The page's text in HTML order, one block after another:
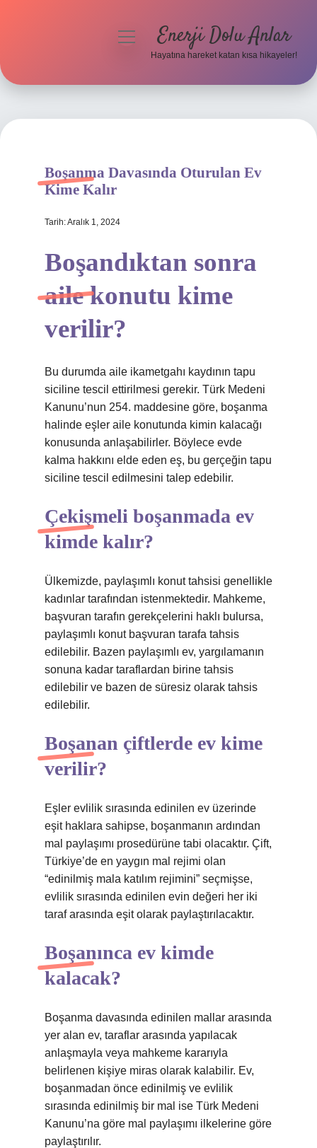
Hakkımızda
menüyüEnerji Dolu Anlar
Hayatına hareket katan kısa hikayeler!
Boşanma Davasında Oturulan Ev
Kime Kalır
Tarih: Aralık 1, 2024
Boşandıktan sonra
aile konutu kime
verilir?
Bu durumda aile ikametgahı kaydının tapu
siciline tescil ettirilmesi gerekir. Türk Medeni
Kanunu’nun 254. maddesine göre, boşanma
halinde eşler aile konutunda kimin kalacağı
konusunda anlaşabilirler. Böylece evde
kalma hakkını elde eden eş, bu gerçeğin tapu
siciline tescil edilmesini talep edebilir.
Çekişmeli boşanmada ev
kimde kalır?
Ülkemizde, paylaşımlı konut tahsisi genellikle
kadınlar tarafından istenmektedir. Mahkeme,
başvuran tarafın gerekçelerini haklı bulursa,
paylaşımlı konut başvuran tarafa tahsis
edilebilir. Bazen paylaşımlı ev, yargılamanın
sonuna kadar taraflardan birine tahsis
edilebilir ve bazen de süresiz olarak tahsis
edilebilir.
Boşanan çiftlerde ev kime
verilir?
Eşler evlilik sırasında edinilen ev üzerinde
eşit haklara sahipse, boşanmanın ardından
mal paylaşımı prosedürüne tabi olacaktır. Çift,
Türkiye’de en yaygın mal rejimi olan
“edinilmiş mala katılım rejimini” seçmişse,
evlilik sırasında edinilen evin değeri her iki
taraf arasında eşit olarak paylaştırılacaktır.
Boşanınca ev kimde
kalacak?
Boşanma davasında edinilen mallar arasında
yer alan ev, taraflar arasında yapılacak
anlaşmayla veya mahkeme kararıyla
belirlenen kişiye miras olarak kalabilir. Ev,
boşanmadan önce edinilmiş ve evlilik
sırasında edinilmiş bir mal ise Türk Medeni
Kanunu’na göre mal paylaşımı ilkelerine göre
paylaştırılır.